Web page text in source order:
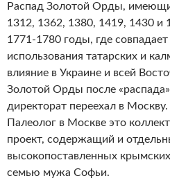
Распад Золотой Орды,
1312, 1362, 1380, 1419, 1430
1771-1780 годы, где
использования татарских и
влияние в Украине и всей
Золотой Орды после
директорат переехал в
Палеолог в Москве это
проект, содержащий и
высокопоставленных
семью мужа Софьи.